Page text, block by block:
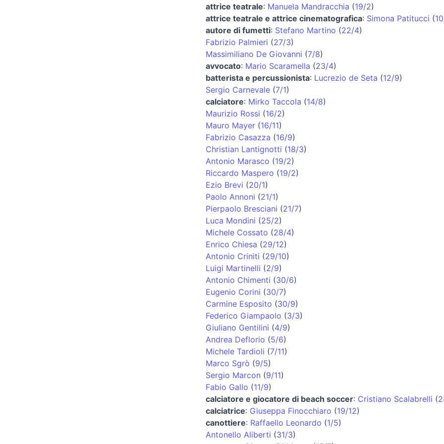
attrice teatrale: Manuela Mandracchia (19/2)
attrice teatrale e attrice cinematografica: Simona Patitucci (
autore di fumetti: Stefano Martino (22/4)
Fabrizio Palmieri (27/3)
Massimiliano De Giovanni (7/8)
avvocato: Mario Scaramella (23/4)
batterista e percussionista: Lucrezio de Seta (12/9)
Sergio Carnevale(7/1)
calciatore: Mirko Taccola (14/8)
Maurizio Rossi (16/2)
Mauro Mayer(16/11)
Fabrizio Casazza (16/9)
Christian Lantignotti (18/3)
Antonio Marasco (19/2)
Riccardo Maspero (19/2)
Ezio Brevi (20/1)
Paolo Annoni (21/1)
Pierpaolo Bresciani (21/7)
Luca Mondini (25/2)
Michele Cossato (28/4)
Enrico Chiesa (29/12)
Antonio Criniti (29/10)
Luigi Martinelli (2/9)
Antonio Chimenti (30/6)
Eugenio Corini (30/7)
Carmine Esposito (30/9)
Federico Giampaolo (3/3)
Giuliano Gentilini (4/9)
Andrea Deflorio (5/6)
Michele Tardioli (7/11)
Marco Sgrò (9/5)
Sergio Marcon (9/11)
Fabio Gallo (11/9)
calciatore e giocatore di beach soccer: Cristiano Scalabrelli (
calciatrice: Giuseppa Finocchiaro (19/12)
canottiere: Raffaello Leonardo (1/5)
Antonello Aliberti (31/3)